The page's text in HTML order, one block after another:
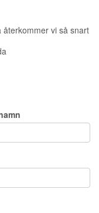
vi så snart